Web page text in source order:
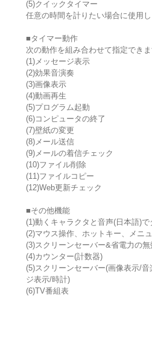
(5)クイックタイマー
任意の時間を計りたい場合に使用し
■タイマー動作
次の動作を組み合わせて指定できま
(1)メッセージ表示
(2)効果音演奏
(3)画像表示
(4)動画再生
(5)プログラム起動
(6)コンピュータの終了
(7)壁紙の変更
(8)メール送信
(9)メールの着信チェック
(10)ファイル削除
(11)ファイルコピー
(12)Web更新チェック
■その他機能
(1)動くキャラクタと音声(日本語)で
(2)マウス操作、ホットキー、メニ
(3)スクリーンセーバー&省電力の無
(4)カウンター(計数器)
(5)スクリーンセーバー(画像表示/
ジ表示/時計)
(6)TV番組表